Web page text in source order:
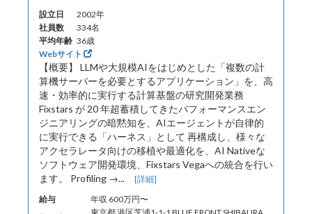
設立日
2002年
社員数
334名
平均年齢 36歳
Webサイト
【概要】 LLMや大規模AIをはじめとした「複数の計
算機サーバーを必要とするアプリケーション」を、高
速・効率的に実行する計算基盤の研究開発業務
Fixstars が 20 年超蓄積してきたパフォーマンスエン
ジニアリングの暗黙知を、AIエージェントが自律的
に実行できる「ハーネス」として 再構成し、様々な
アクセラレータ向けの移植や最適化を、AI Nativeな
ソフトウェア開発環境、Fixstars Vegaへの統合を行い
ます。 Profiling →... [詳細]
給与
年収 600万円〜